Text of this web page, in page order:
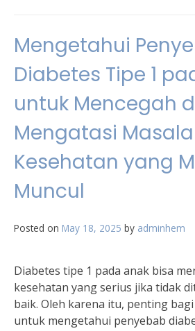
Mengetahui
Diabetes Tipe 1
untuk Mencegah
Mengatasi
Kesehatan yang
Muncul
Posted on May 18, 2025 by adminhem
Diabetes tipe 1 pada anak bisa
kesehatan yang serius jika tidak
baik. Oleh karena itu, penting
untuk mengetahui penyebab